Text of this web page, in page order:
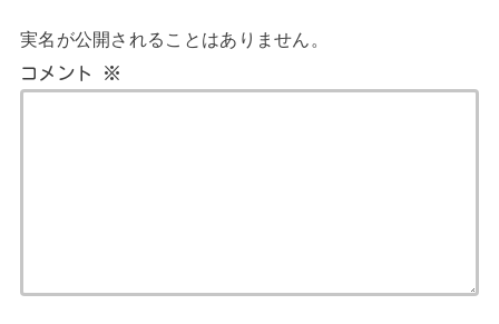
実名が公開されることはありません。
コメント ※